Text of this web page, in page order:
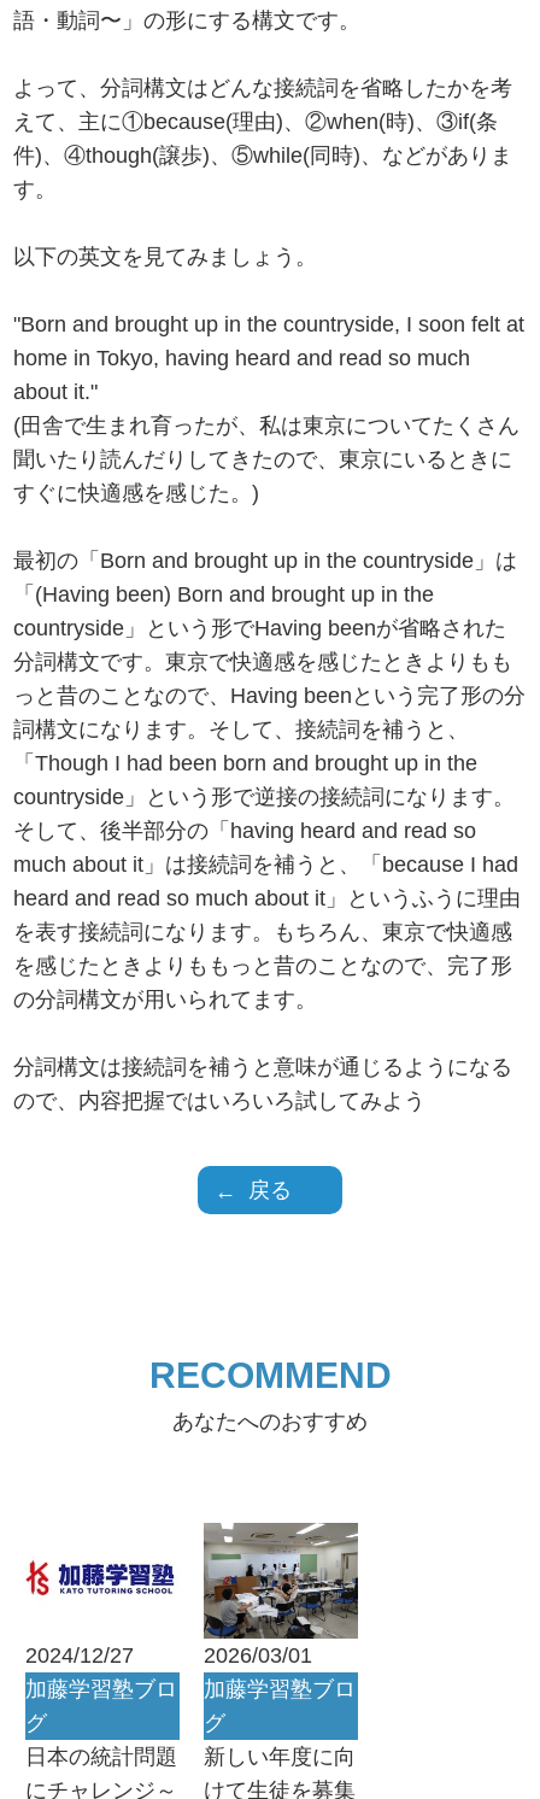
語・動詞〜」の形にする構文です。
よって、分詞構文はどんな接続詞を省略したかを考
えて、主に①because(理由)、②when(時)、③if(条
件)、④though(譲歩)、⑤while(同時)、などがありま
す。
以下の英文を見てみましょう。
"Born and brought up in the countryside, I soon felt at
home in Tokyo, having heard and read so much
about it."
(田舎で生まれ育ったが、私は東京についてたくさん
聞いたり読んだりしてきたので、東京にいるときに
すぐに快適感を感じた。)
最初の「Born and brought up in the countryside」は
「(Having been) Born and brought up in the
countryside」という形でHaving beenが省略された
分詞構文です。東京で快適感を感じたときよりもも
っと昔のことなので、Having beenという完了形の分
詞構文になります。そして、接続詞を補うと、
「Though I had been born and brought up in the
countryside」という形で逆接の接続詞になります。
そして、後半部分の「having heard and read so
much about it」は接続詞を補うと、「because I had
heard and read so much about it」というふうに理由
を表す接続詞になります。もちろん、東京で快適感
を感じたときよりももっと昔のことなので、完了形
の分詞構文が用いられてます。
分詞構文は接続詞を補うと意味が通じるようになる
ので、内容把握ではいろいろ試してみよう
戻る
RECOMMEND
あなたへのおすすめ
2024/12/27
加藤学習塾ブロ
グ
日本の統計問題
にチャレンジ～
2026/03/01
加藤学習塾ブロ
グ
新しい年度に向
けて生徒を募集